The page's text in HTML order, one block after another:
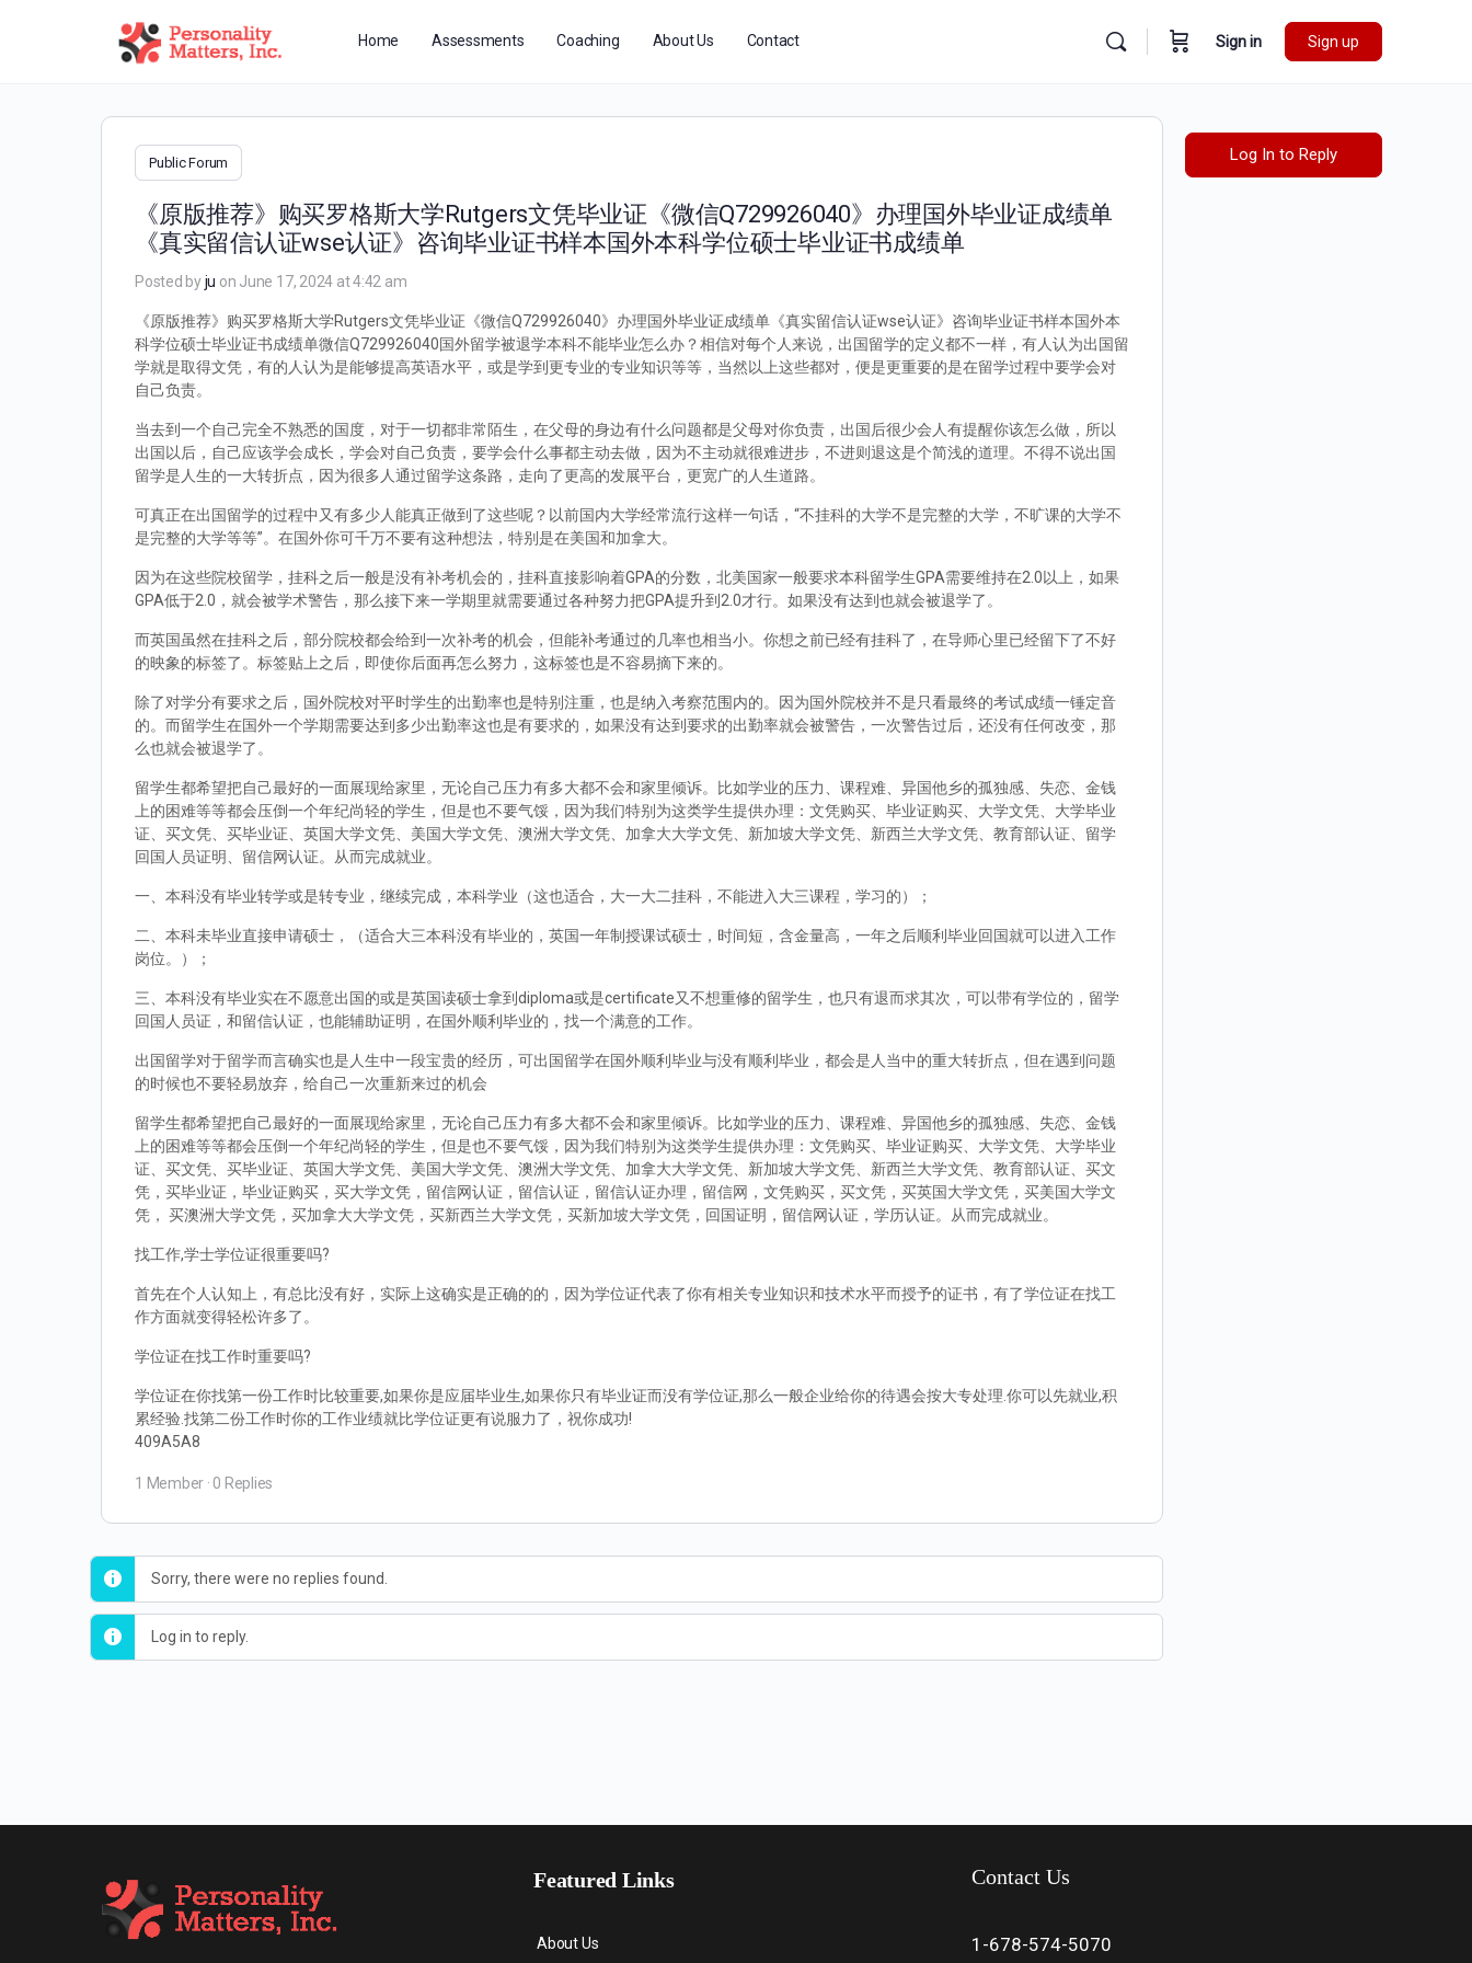
Home Assessments Coaching About Us Contact Sign in Sign up
Public Forum
《原版推荐》购买罗格斯大学Rutgers文凭毕业证《微信Q729926040》办理国外毕业证成绩单
《真实留信认证wse认证》咨询毕业证书样本国外本科学位硕士毕业证书成绩单
Posted byju on June 17, 2024 at 4:42 am
《原版推荐》购买罗格斯大学Rutgers文凭毕业证《微信Q729926040》办理国外毕业证成绩单《真实留信认证wse认证》咨询毕业证书样本国外本
科学位硕士毕业证书成绩单微信Q729926040国外留学被退学本科不能毕业怎么办？相信对每个人来说，出国留学的定义都不一样，有人认为出国留
学就是取得文凭，有的人认为是能够提高英语水平，或是学到更专业的专业知识等等，当然以上这些都对，便是更重要的是在留学过程中要学会对
自己负责。
当去到一个自己完全不熟悉的国度，对于一切都非常陌生，在父母的身边有什么问题都是父母对你负责，出国后很少会人有提醒你该怎么做，所以
出国以后，自己应该学会成长，学会对自己负责，要学会什么事都主动去做，因为不主动就很难进步，不进则退这是个简浅的道理。不得不说出国
留学是人生的一大转折点，因为很多人通过留学这条路，走向了更高的发展平台，更宽广的人生道路。
可真正在出国留学的过程中又有多少人能真正做到了这些呢？以前国内大学经常流行这样一句话，“不挂科的大学不是完整的大学，不旷课的大学不
是完整的大学等等”。在国外你可千万不要有这种想法，特别是在美国和加拿大。
因为在这些院校留学，挂科之后一般是没有补考机会的，挂科直接影响着GPA的分数，北美国家一般要求本科留学生GPA需要维持在2.0以上，如果
GPA低于2.0，就会被学术警告，那么接下来一学期里就需要通过各种努力把GPA提升到2.0才行。如果没有达到也就会被退学了。
而英国虽然在挂科之后，部分院校都会给到一次补考的机会，但能补考通过的几率也相当小。你想之前已经有挂科了，在导师心里已经留下了不好
的映象的标签了。标签贴上之后，即使你后面再怎么努力，这标签也是不容易摘下来的。
除了对学分有要求之后，国外院校对平时学生的出勤率也是特别注重，也是纳入考察范围内的。因为国外院校并不是只看最终的考试成绩一锤定音
的。而留学生在国外一个学期需要达到多少出勤率这也是有要求的，如果没有达到要求的出勤率就会被警告，一次警告过后，还没有任何改变，那
么也就会被退学了。
留学生都希望把自己最好的一面展现给家里，无论自己压力有多大都不会和家里倾诉。比如学业的压力、课程难、异国他乡的孤独感、失恋、金钱
上的困难等等都会压倒一个年纪尚轻的学生，但是也不要气馁，因为我们特别为这类学生提供办理：文凭购买、毕业证购买、大学文凭、大学毕业
证、买文凭、买毕业证、英国大学文凭、美国大学文凭、澳洲大学文凭、加拿大大学文凭、新加坡大学文凭、新西兰大学文凭、教育部认证、留学
回国人员证明、留信网认证。从而完成就业。
一、本科没有毕业转学或是转专业，继续完成，本科学业（这也适合，大一大二挂科，不能进入大三课程，学习的）；
二、本科未毕业直接申请硕士，（适合大三本科没有毕业的，英国一年制授课试硕士，时间短，含金量高，一年之后顺利毕业回国就可以进入工作
岗位。）；
三、本科没有毕业实在不愿意出国的或是英国读硕士拿到diploma或是certificate又不想重修的留学生，也只有退而求其次，可以带有学位的，留学
回国人员证，和留信认证，也能辅助证明，在国外顺利毕业的，找一个满意的工作。
出国留学对于留学而言确实也是人生中一段宝贵的经历，可出国留学在国外顺利毕业与没有顺利毕业，都会是人当中的重大转折点，但在遇到问题
的时候也不要轻易放弃，给自己一次重新来过的机会
留学生都希望把自己最好的一面展现给家里，无论自己压力有多大都不会和家里倾诉。比如学业的压力、课程难、异国他乡的孤独感、失恋、金钱
上的困难等等都会压倒一个年纪尚轻的学生，但是也不要气馁，因为我们特别为这类学生提供办理：文凭购买、毕业证购买、大学文凭、大学毕业
证、买文凭、买毕业证、英国大学文凭、美国大学文凭、澳洲大学文凭、加拿大大学文凭、新加坡大学文凭、新西兰大学文凭、教育部认证、买文
凭，买毕业证，毕业证购买，买大学文凭，留信网认证，留信认证，留信认证办理，留信网，文凭购买，买文凭，买英国大学文凭，买美国大学文
凭， 买澳洲大学文凭，买加拿大大学文凭，买新西兰大学文凭，买新加坡大学文凭，回国证明，留信网认证，学历认证。从而完成就业。
找工作,学士学位证很重要吗?
首先在个人认知上，有总比没有好，实际上这确实是正确的的，因为学位证代表了你有相关专业知识和技术水平而授予的证书，有了学位证在找工
作方面就变得轻松许多了。
学位证在找工作时重要吗?
学位证在你找第一份工作时比较重要,如果你是应届毕业生,如果你只有毕业证而没有学位证,那么一般企业给你的待遇会按大专处理.你可以先就业,积
累经验.找第二份工作时你的工作业绩就比学位证更有说服力了，祝你成功!
409A5A8
1 Member · 0 Replies
Sorry, there were no replies found.
Log in to reply.
Log In to Reply
Featured Links
About Us
Contact Us
1-678-574-5070